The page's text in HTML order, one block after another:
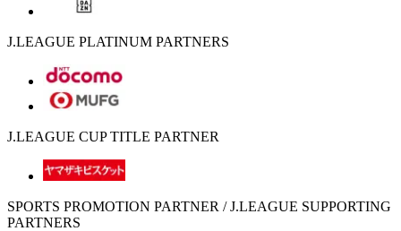
J.LEAGUE PLATINUM PARTNERS
J.LEAGUE CUP TITLE PARTNER
SPORTS PROMOTION PARTNER / J.LEAGUE SUPPORTING
PARTNERS